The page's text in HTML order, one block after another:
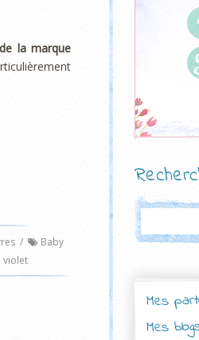
la marque
/
Baby
violet
Mes
Mes